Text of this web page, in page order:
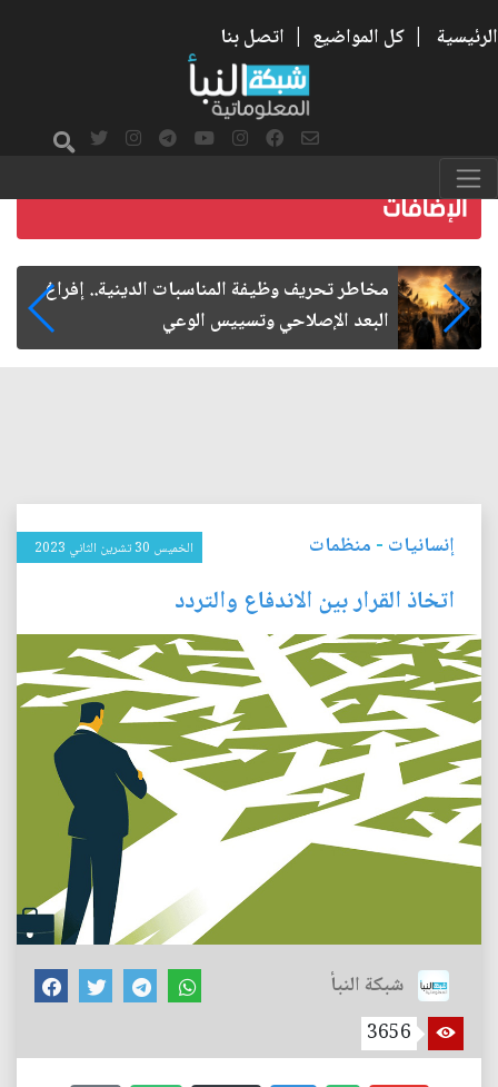
الرئيسية | كل المواضيع | اتصل بنا
زيارة الأربعين.. من الفاعلية المجتمعية إلى المواطنة
الفاعلة
إنسانيات - منظمات الخميس 30 تشرين الثاني 2023
اتخاذ القرار بين الاندفاع والتردد
شبكة النبأ
3656